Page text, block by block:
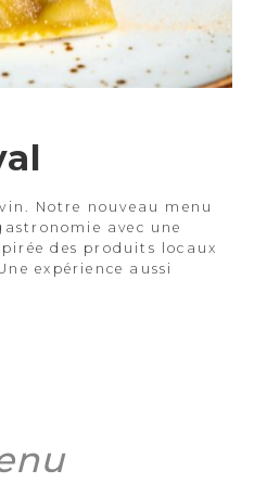
Notre nouveau menu
avec une
des produits locaux
expérience aussi